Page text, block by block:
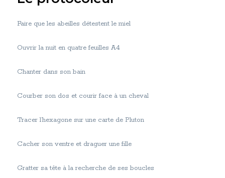
Faire que les abeilles détestent le miel
Ouvrir la nuit en quatre feuilles A4
Chanter dans son bain
Courber son dos et courir face à un cheval
Tracer l’hexagone sur une carte de Pluton
Cacher son ventre et draguer une fille
Gratter sa tête à la recherche de ses boucles